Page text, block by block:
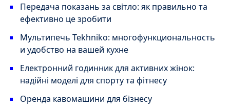
Передача показань за світло: як правильно та
ефективно це зробити
Мультипечь Tekhniko: многофункциональность
и удобство на вашей кухне
Електронний годинник для активних жінок:
надійні моделі для спорту та фітнесу
Оренда кавомашини для бізнесу